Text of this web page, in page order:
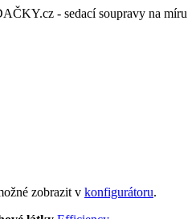
- sedací soupravy na míru
zobrazit v konfigurátoru.